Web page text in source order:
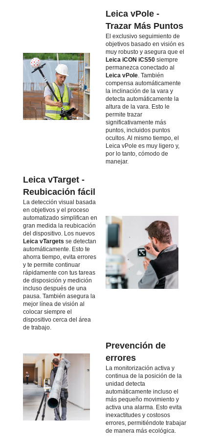
Leica vPole -
Trazar Más Puntos
El exclusivo seguimiento de
objetivos basado en visión es
muy robusto y asegura que el
Leica iCON iCS50 siempre
permanezca conectado al
Leica vPole. También
compensa automáticamente
la inclinación de la vara y
detecta automáticamente la
altura de la vara. Esto le
permite trazar
significativamente más
puntos, incluidos puntos
ocultos. Al mismo tiempo, el
Leica vPole es muy ligero y,
por lo tanto, cómodo de
manejar.
Leica vTarget -
Reubicación fácil
La detección visual basada
en objetivos y el proceso
automatizado simplifican en
gran medida la reubicación
del dispositivo. Los nuevos
Leica vTargets se detectan
automáticamente. Esto te
ahorra tiempo, evita errores
y te permite continuar
rápidamente con tus tareas
de disposición y medición
incluso después de una
pausa. También asegura la
mejor línea de visión al
colocar siempre el
dispositivo cerca del área
de trabajo.
Prevención de
errores
La monitorización activa y
continua de la posición de la
unidad detecta
automáticamente incluso el
más pequeño movimiento y
activa una alarma. Esto evita
inexactitudes y costosos
errores, permitiéndote trabajar
de manera más ecológica.